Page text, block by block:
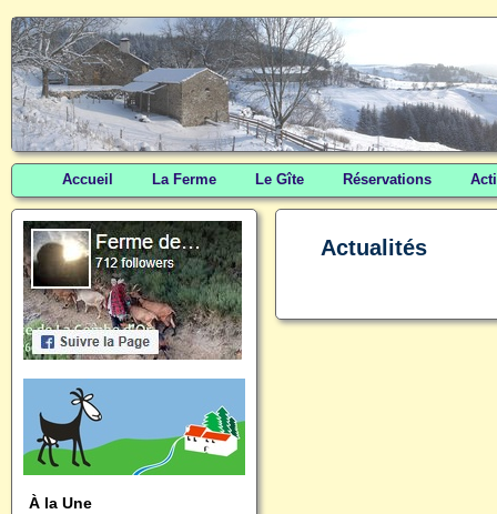
Accueil La Ferme Le Gîte Réservations
Actualités
À la Une